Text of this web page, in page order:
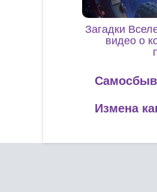
Загадки
видео о
Измена